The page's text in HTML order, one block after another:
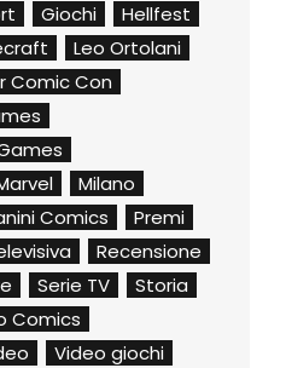
Giochi
Hellfest
Leo Ortolani
Comic Con
Milano
Comics
Premi
Recensione
Serie TV
Storia
Comics
Video giochi